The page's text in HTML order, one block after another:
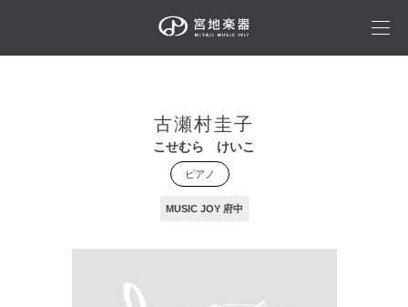
古瀬村圭子
こせむら けいこ
ピアノ
MUSIC JOY 府中